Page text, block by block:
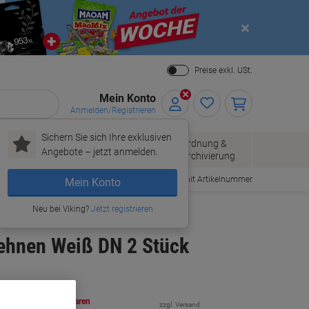
Close
Preise exkl. USt.
Mein Konto
Anmelden/Registrieren
Sichern Sie sich Ihre exklusiven
Angebote – jetzt anmelden.
Mein Konto
Neu bei Viking?Jetzt registrieren
Papier, Versand
& Pakete
Bürobedarf
Ordnung &
Archivierung
Bestellen mit Artikelnummer
Weiß DN 2 Stück
Mehr Sparen zzgl. Versand